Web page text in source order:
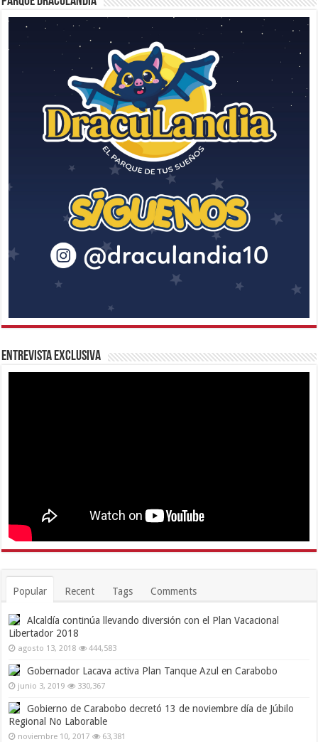
Entrevista Exclusiva
Popular Recent Tags Comments
Alcaldía continúa llevando diversión con el Plan Vacacional
Libertador 2018
agosto 13, 2018 444,583
Gobernador Lacava activa Plan Tanque Azul en Carabobo
junio 3, 2019 330,367
Gobierno de Carabobo decretó 13 de noviembre día de Júbilo
Regional No Laborable
noviembre 10, 2017 63,381